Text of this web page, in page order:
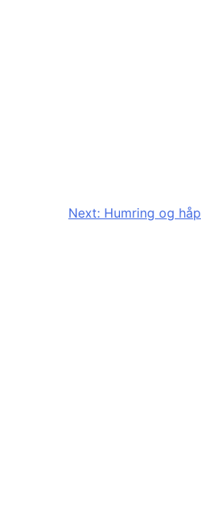
Next: Humring og håp